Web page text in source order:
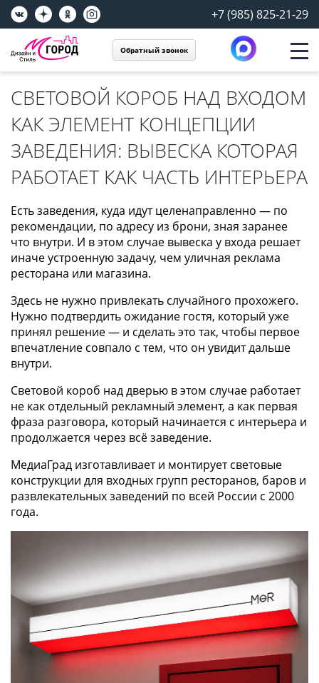
+7 (985) 825-21-29
Обратный звонок
СВЕТОВОЙ КОРОБ НАД ВХОДОМ
КАК ЭЛЕМЕНТ КОНЦЕПЦИИ
ЗАВЕДЕНИЯ: ВЫВЕСКА КОТОРАЯ
РАБОТАЕТ КАК ЧАСТЬ ИНТЕРЬЕРА
Есть заведения, куда идут целенаправленно — по
рекомендации, по адресу из брони, зная заранее
что внутри. И в этом случае вывеска у входа решает
иначе устроенную задачу, чем уличная реклама
ресторана или магазина.
Здесь не нужно привлекать случайного прохожего.
Нужно подтвердить ожидание гостя, который уже
принял решение — и сделать это так, чтобы первое
впечатление совпало с тем, что он увидит дальше
внутри.
Световой короб над дверью в этом случае работает
не как отдельный рекламный элемент, а как первая
фраза разговора, который начинается с интерьера и
продолжается через всё заведение.
МедиаГрад изготавливает и монтирует световые
конструкции для входных групп ресторанов, баров и
развлекательных заведений по всей России с 2000
года.